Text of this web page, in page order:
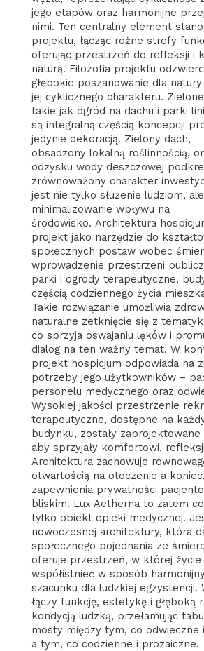
jego etapów oraz harmonijne
nimi. Ten centralny element
projektu, łącząc różne strefy
oferując przestrzeń do refleksji i
naturą. Filozofia projektu
głębokie poszanowanie dla natury
jej cyklicznego charakteru.
takie jak ogród na dachu i parki
są integralną częścią koncepcji
jedynie dekoracją. Zielony dach,
obsadzony lokalną roślinnością,
odzysku wody deszczowej
zrównoważony charakter
jest nie tylko służenie ludziom,
minimalizowanie wpływu na
środowisko. Architektura
projekt jako narzędzie do
społecznych postaw wobec
wprowadzenie przestrzeni
parki i ogrody terapeutyczne,
częścią codziennego życia
Takie rozwiązanie umożliwia
naturalne zetknięcie się z
co sprzyja oswajaniu lęków i
dialog na ten ważny temat. W
projekt hospicjum odpowiada na
potrzeby jego użytkowników –
personelu medycznego oraz
Wysokiej jakości przestrzenie
terapeutyczne, dostępne na
budynku, zostały
aby sprzyjały komfortowi,
Architektura zachowuje
otwartością na otoczenie a
zapewnienia prywatności
bliskim. Lux Aetherna to zatem
tylko obiekt opieki medycznej.
nowoczesnej architektury, która
społecznego pojednania ze
oferuje przestrzeń, w której życie
współistnieć w sposób
szacunku dla ludzkiej egzystencji.
łączy funkcję, estetykę i głęboką
kondycją ludzką, przełamując
mosty między tym, co odwieczne
a tym, co codzienne i prozaiczne.